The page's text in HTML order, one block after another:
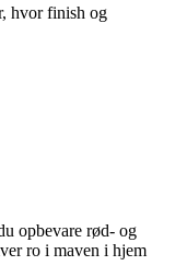
hvor finish og
opbevare rød- og
ro i maven i hjem